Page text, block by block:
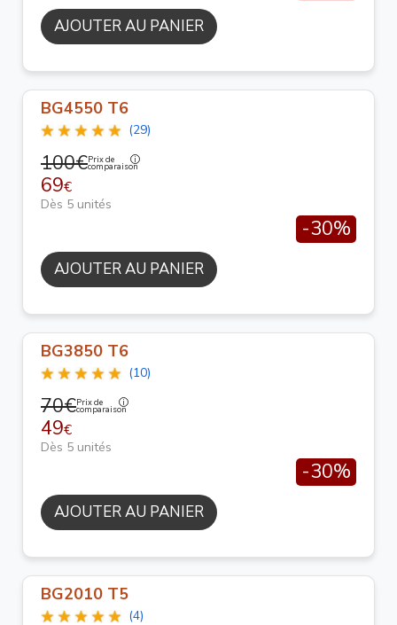
AJOUTER AU PANIER
BG4550 T6
(29)
100€Prix de
comparaison
69€
Dès 5 unités
-30%
AJOUTER AU PANIER
BG3850 T6
(10)
70€Prix de
comparaison
49€
Dès 5 unités
-30%
AJOUTER AU PANIER
BG2010 T5
(4)